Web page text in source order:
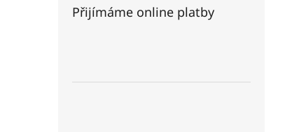
Přijímáme online platby